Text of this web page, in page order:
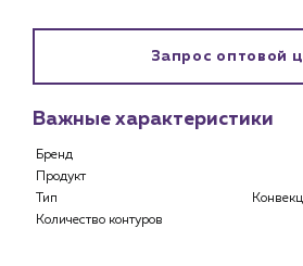
Каталог
Запрос оптовой
Важные характеристики
Бренд
Продукт
Тип
Количество контуров